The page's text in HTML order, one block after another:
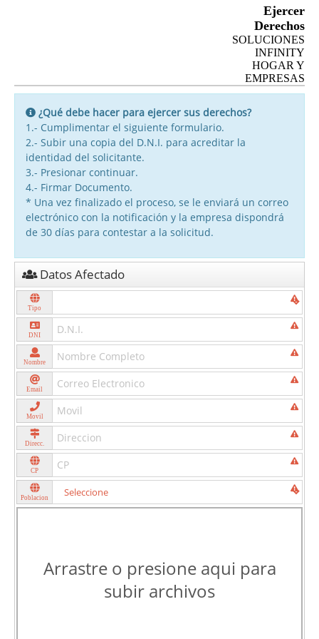
Ejercer
Derechos
SOLUCIONES
INFINITY
HOGAR Y
EMPRESAS
¿Qué debe hacer para ejercer sus derechos?
1.- Cumplimentar el siguiente formulario.
2.- Subir una copia del D.N.I. para acreditar la
identidad del solicitante.
3.- Presionar continuar.
4.- Firmar Documento.
* Una vez finalizado el proceso, se le enviará un correo
electrónico con la notificación y la empresa dispondrá
de 30 días para contestar a la solicitud.
Datos Afectado
Tipo
DNI
Nombre
Email
Movil
Direcc.
CP
Poblacion
Arrastre o presione aqui para
subir archivos